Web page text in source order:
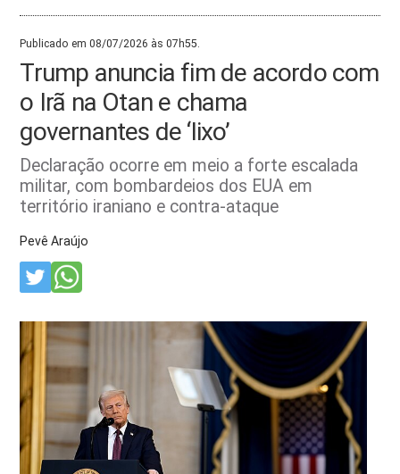
Publicado em 08/07/2026 às 07h55.
Trump anuncia fim de acordo com
o Irã na Otan e chama
governantes de ‘lixo’
Declaração ocorre em meio a forte escalada
militar, com bombardeios dos EUA em
território iraniano e contra-ataque
Pevê Araújo